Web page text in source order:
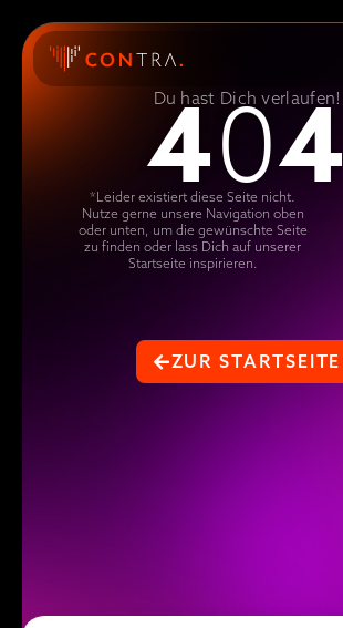
404
*Leider existiert diese Seite nicht.
Nutze gerne unsere Navigation oben
oder unten, um die gewünschte Seite
zu finden oder lass Dich auf unserer
Startseite inspirieren.
Du hast Dich verlaufen!
ZUR STARTSEITE